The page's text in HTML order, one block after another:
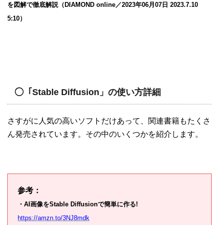
を図解で徹底解説（DIAMOND online／2023年06月07日 2023.7.10
5:10）
◯「Stable Diffusion」の使い方詳細
さすがに人気の高いソフトだけあって、関連書籍もたくさ
ん発売されています。その中のいくつかを紹介します。
参考：
・AI画像をStable Diffusionで簡単に作る!
https://amzn.to/3NJ8mdk